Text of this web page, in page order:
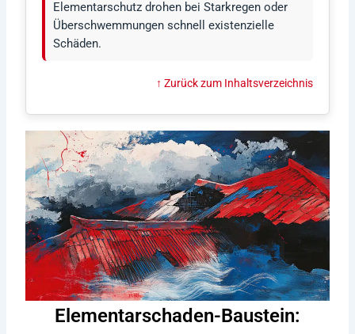
Elementarschutz drohen bei Starkregen oder
Überschwemmungen schnell existenzielle
Schäden.
↑ Zurück zum Inhaltsverzeichnis
Elementarschaden-Baustein: